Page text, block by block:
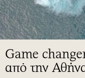
Game
από την